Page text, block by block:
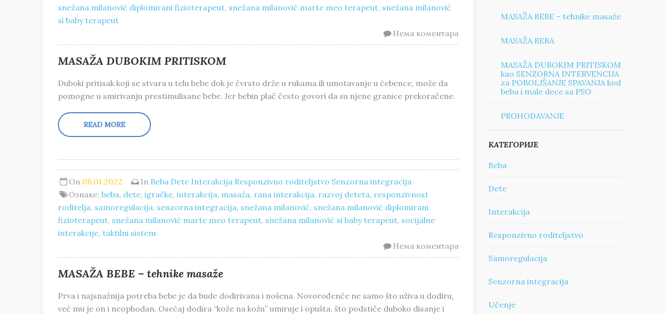
snežana milanović diplomirani fizioterapeut, snežana milanović marte meo terapeut, snežana milanović
si baby terapeut
Нема коментара
MASAŽA DUBOKIM PRITISKOM
Duboki pritisak koji se stvara u telu bebe dok je čvrsto drže u rukama ili umotavanje u ćebence, može da
pomogne u smirivanju prestimulisane bebe. Jer bebin plač često govori da su njene granice prekoračene.
READ MORE
On 08.01.2022. In Beba Dete Interakcija Responzivno roditeljstvo Senzorna integracija
Ознаке:beba, dete,igračke,interakcija, masaža, rana interakcija, razvoj deteta, responzivnost
roditelja, samoregulacija, senzorna integracija, snežana milanović, snežana milanović diplomirani
fizioterapeut, snežana milanović marte meo terapeut, snežana milanović si baby terapeut, socijalne
interakcije, taktilni sistem
Нема коментара
MASAŽA BEBE – tehnike masaže
Prva i najsnažnija potreba bebe je da bude dodirivana i nošena. Novorođenče ne samo što uživa u dodiru,
već mu je on i neophodan. Osećaj dodira “kože na kožu” umiruje i opušta, što podstiče duboko disanje i
MASAŽA BEBE – tehnike masaže
MASAŽA BEBA
MASAŽA DUBOKIM PRITISKOM
kao SENZORNA INTERVENCIJA
za POBOLJŠANJE SPAVANJA kod
beba i male dece sa PSO
PROHODAVANJE
КАТЕГОРИЈЕ
Beba
Dete
Interakcija
Responzivno roditeljstvo
Samoregulacija
Senzorna integracija
Učenje